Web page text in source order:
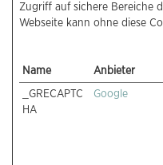
Zugriff auf sichere Bereiche
Webseite kann ohne diese
Name Anbieter
_GRECAPTC
HA
Google